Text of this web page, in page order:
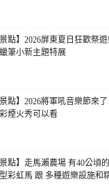
景點】2026屏東夏日狂歡祭
筆小新主題特展
景點】2026將軍吼音樂節來
煙火秀可以看
景點】走馬瀨農場 有40公頃
彩虹馬 跟 多種遊樂設施和